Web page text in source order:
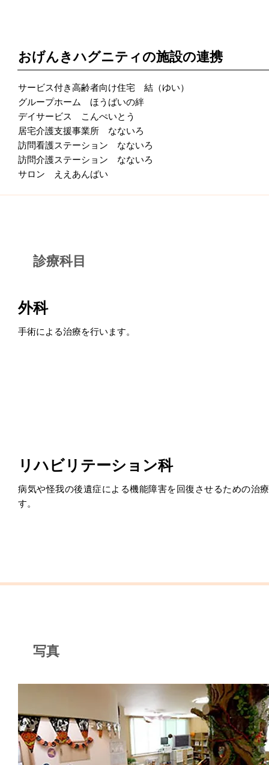
おげんきハグニティの施設の連携
サービス付き高齢者向け住宅 結（ゆい）
グループホーム ほうばいの絆
デイサービス こんぺいとう
居宅介護支援事業所 なないろ
訪問看護ステーション なないろ
訪問介護ステーション なないろ
サロン ええあんばい
診療科目
外科
手術による治療を行います。
リハビリテーション科
病気や怪我の後遺症による機能障害を回復させるための治
す。
写真